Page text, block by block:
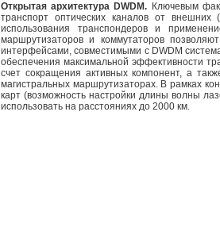
Открытая архитектура DWDM. Ключевым
транспорт оптических каналов от
использования транспондеров и
маршрутизаторов и коммутаторов
интерфейсами, совместимыми с DWDM
обеспечения максимальной эффективности
счет сокращения активных компонент, а
магистральных маршрутизаторах. В рамках
карт (возможность настройки длины волны
использовать на расстояниях до 2000 км.